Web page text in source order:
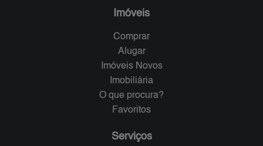
Imóveis
Comprar
Alugar
Imóveis Novos
Imobiliária
O que procura?
Favoritos
Serviços